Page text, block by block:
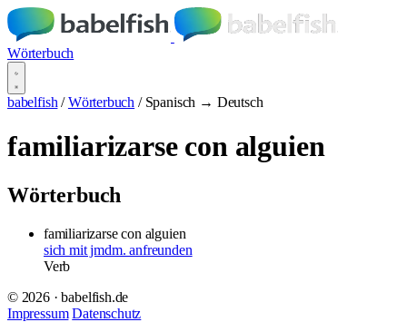
Wörterbuch
babelfish / Wörterbuch / Spanisch → Deutsch
familiarizarse con alguien
Wörterbuch
familiarizarse con alguien
sich mit jmdm. anfreunden
Verb
© 2026 · babelfish.de
Impressum Datenschutz